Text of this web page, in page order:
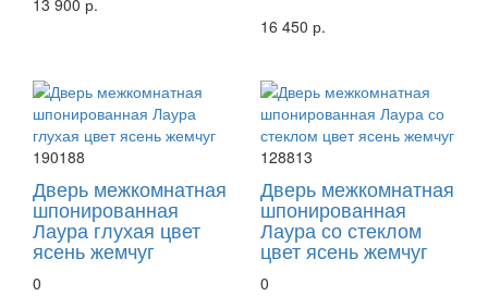
13 900 р.
16 450 р.
190188
Дверь межкомнатная
шпонированная
Лаура глухая цвет
ясень жемчуг
0
128813
Дверь межкомнатная
шпонированная
Лаура со стеклом
цвет ясень жемчуг
0